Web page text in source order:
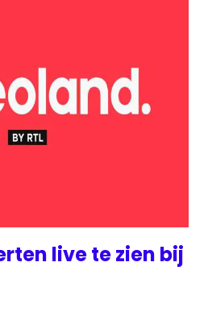
live te zien bij